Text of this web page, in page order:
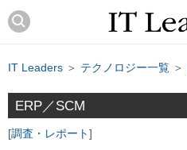
IT Leaders ＞ テクノロジー一覧 ＞
ERP／SCM
調査・レポート